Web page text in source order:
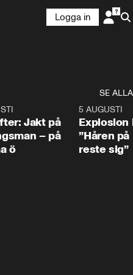
Logga in
SE ALLA
0:33
Jakt på
– på
ö
5 AUGUSTI
Explosion
”Håren
reste sig”